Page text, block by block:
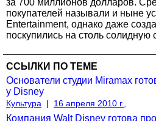
покупателей называли и ныне
Entertainment, однако даже
поскупились на столь солидную
ССЫЛКИ ПО ТЕМЕ
Основатели студии Miramax
у Disney
Культура | 16 апреля 2010 г.,
Компания Walt Disney готова